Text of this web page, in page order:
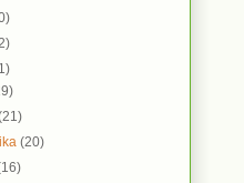
(20)